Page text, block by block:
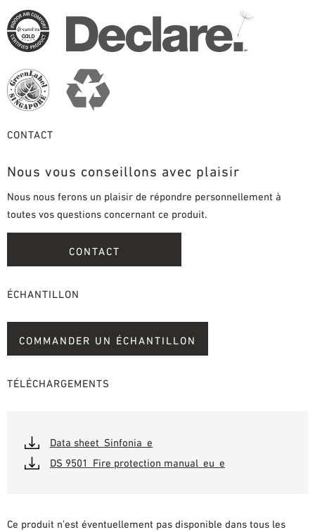
CONTACT
Nous vous conseillons avec plaisir
Nous nous ferons un plaisir de répondre personnellement à
toutes vos questions concernant ce produit.
CONTACT
ÉCHANTILLON
COMMANDER UN ÉCHANTILLON
TÉLÉCHARGEMENTS
Data sheet_Sinfonia_e
DS 9501_Fire protection manual_eu_e
Ce produit n’est éventuellement pas disponible dans tous les